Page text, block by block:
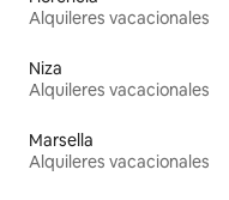
Alquileres vacacionales
Niza
Alquileres vacacionales
Marsella
Alquileres vacacionales